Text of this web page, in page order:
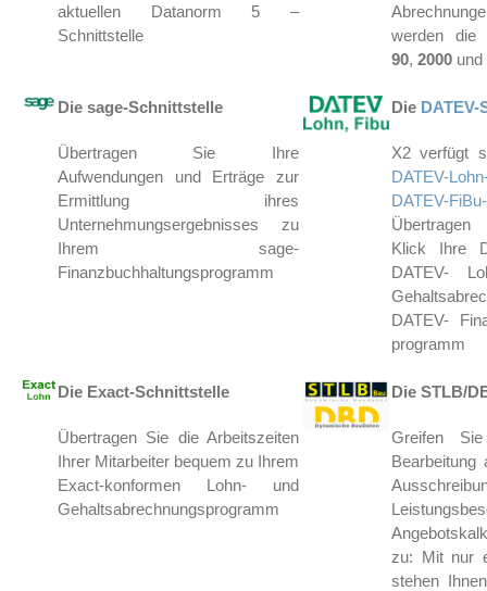
aktuellen Datanorm 5 –
Schnittstelle
werden
90, 2000und
Die sage-Schnittstelle
Übertragen Sie Ihre
Aufwendungen und Erträge zur
Ermittlung ihres
Unternehmungsergebnisses zu
Ihrem sage-
Finanzbuchhaltungsprogramm
Die
X2 verfügt
DATEV-
DATEV-
Klick Ihre
DATEV-
DATEV-
programm
Die Exact-Schnittstelle
Übertragen Sie die Arbeitszeiten
Ihrer Mitarbeiter bequem zu Ihrem
Exact-konformen Lohn- und
Gehaltsabrechnungsprogramm
Die STLB/
Greifen
Bearbeitung
zu: Mit nur
stehen